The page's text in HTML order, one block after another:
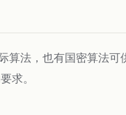
算法，也有国密算法
求。